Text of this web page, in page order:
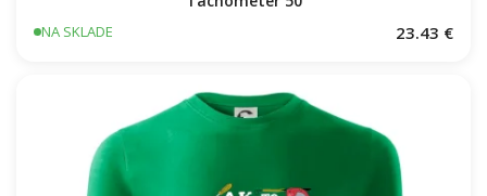
NA SKLADE 23.43 €